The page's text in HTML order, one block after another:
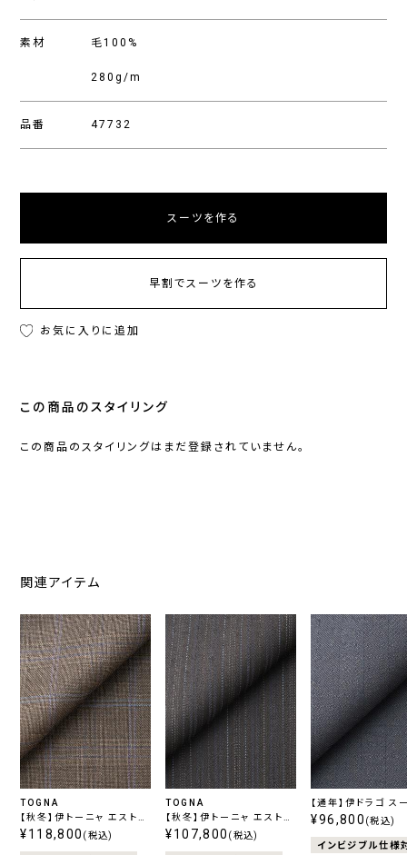
素材 毛100%
280g/m
品番 47732
スーツを作る
早割でスーツを作る
お気に入りに追加
この商品のスタイリング
この商品のスタイリングはまだ登録されていません。
関連アイテム
TOGNA
【秋冬】伊トーニャ エストラ
ート ストレッチ ブラウン チ
¥118,800 (税込)
TOGNA
【秋冬】伊トーニャ エストラ
ート ストレッチ ブルー スト
¥107,800 (税込)
【通年】伊ドラゴ ス
130's スイング ス
¥96,800 (税込)
インビジブル仕様